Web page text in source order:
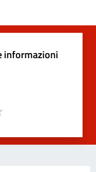
informazioni